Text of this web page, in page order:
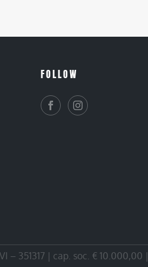
FOLLOW
– 351317 | cap. soc. € 10.000,00 |